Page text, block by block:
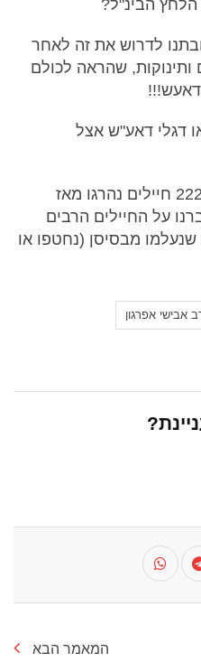
הבינ"ל?
לדרוש את זה לאחר
שהראה לכולם
דגלי דאע"ש אצל
הדובר עדכן בעוד נתון נורא: 222 חיילים נהרגו מאז
על החיילים הרבים
שנעלמו מבסיסן (נחטפו או
אבישי אפרגון
המאמר הבא